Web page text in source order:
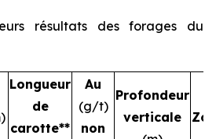
résultats des forages du
Longueur
de
carotte**
Au
(g/t)
non
Profondeur
verticale